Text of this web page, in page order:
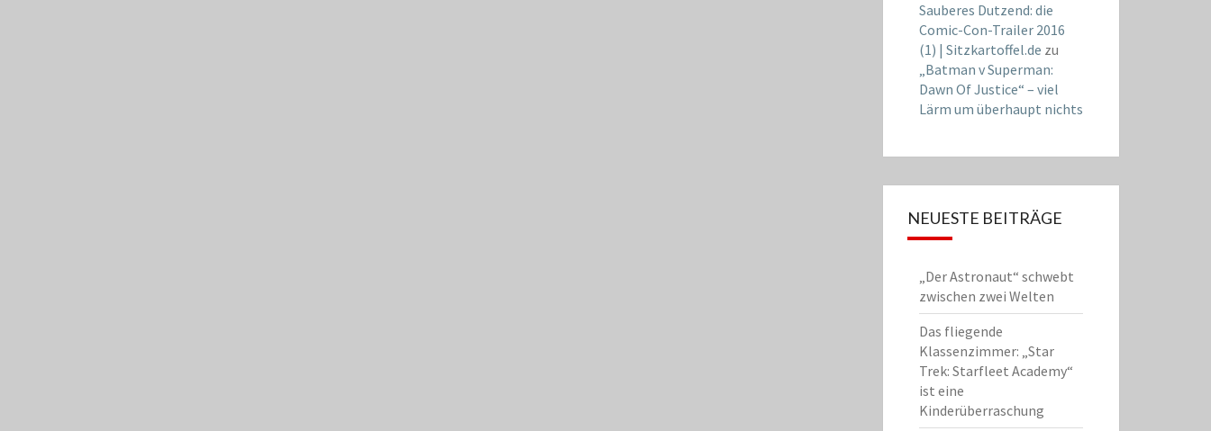
Sauberes Dutzend: die
Comic-Con-Trailer 2016
(1) | Sitzkartoffel.de zu
„Batman v Superman:
Dawn Of Justice“ – viel
Lärm um überhaupt nichts
NEUESTE BEITRÄGE
„Der Astronaut“ schwebt
zwischen zwei Welten
Das fliegende
Klassenzimmer: „Star
Trek: Starfleet Academy“
ist eine
Kinderüberraschung